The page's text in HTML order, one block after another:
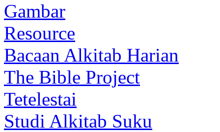
Gambar
Resource
Bacaan Alkitab Harian
The Bible Project
Tetelestai
Studi Alkitab Suku